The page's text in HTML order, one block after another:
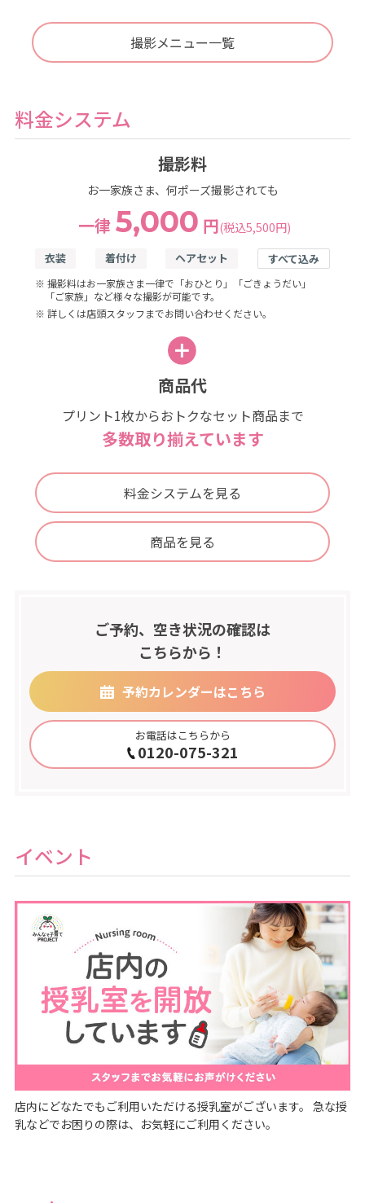
撮影メニュー一覧
料金システム
撮影料
お一家族さま、何ポーズ撮影されても
一律 5,000 円(税込5,500円)
衣装 着付け ヘアセット すべて込み
※ 撮影料はお一家族さま一律で「おひとり」「ごきょうだい」
「ご家族」など様々な撮影が可能です。
※ 詳しくは店頭スタッフまでお問い合わせください。
商品代
プリント1枚からおトクなセット商品まで
多数取り揃えています
料金システムを見る
商品を見る
ご予約、空き状況の確認は
こちらから！
予約カレンダーはこちら
お電話はこちらから
0120-075-321
イベント
店内にどなたでもご利用いただける授乳室がございます。 急な授
乳などでお困りの際は、お気軽にご利用ください。